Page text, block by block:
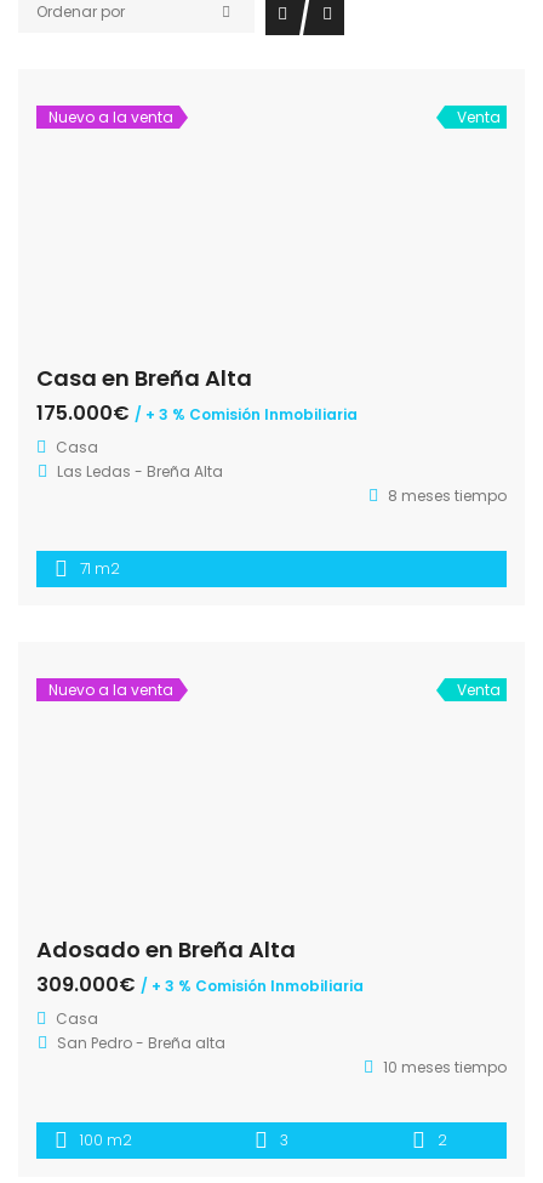
Ordenar por
Nuevo a la venta Venta
Casa en Breña Alta
175.000€ / + 3 % Comisión Inmobiliaria
Casa
Las Ledas - Breña Alta
8 meses tiempo
71 m2
Nuevo a la venta Venta
Adosado en Breña Alta
309.000€ / + 3 % Comisión Inmobiliaria
Casa
San Pedro - Breña alta
10 meses tiempo
100 m2 3 2